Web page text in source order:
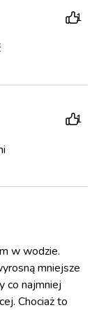
1
1
w wodzie.
mniejsze
co najmniej
Chociaż to